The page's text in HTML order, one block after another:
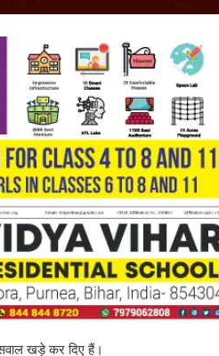
खड़े कर दिए हैं।